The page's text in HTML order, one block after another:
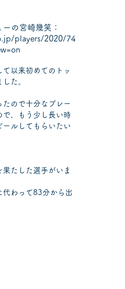
の宮崎幾笑：
players/2020/74
以来初めてのトッ
た。
たので十分なプレー
で、もう少し長い時
ールしてもらいたい
果たした選手がいま
代わって83分から出